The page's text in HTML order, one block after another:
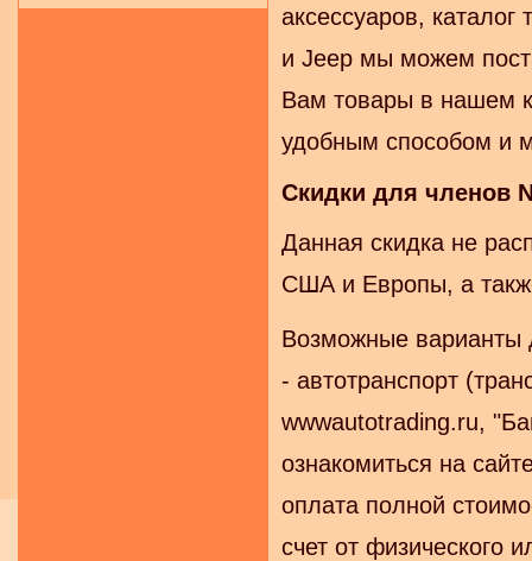
аксессуаров,
и Jeep мы можем
Вам товары в нашем
удобным способом и
Скидки для членов
Данная скидка не
США и Европы, а
Возможные варианты
- автотранспорт
wwwautotrading.ru,
ознакомиться на
оплата полной
счет от физического